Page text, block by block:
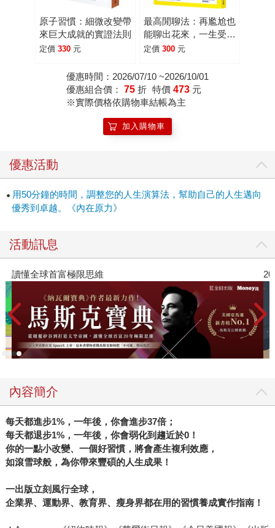
字。這部由遠藤達哉創作的漫畫紅到出圈，改編動畫一登上
Netflix便迅速搶佔熱門節目榜，帶動原著漫畫熱銷。不僅是動
畫，影音平台上的說書人也幫了大忙！出版數十年、散發神
藉由知名的YouTuber「老高與小茉」介紹，激發數百萬閱聽
者強烈的好奇心，在網路上與親友群組中瘋傳討論。為今年
TOP20暢銷書與作家排行榜帶來令人驚豔的話題亮點！ 金石
堂年度大賞20日登場十大影響力好書珍藏套書預購中 回望
2022年度出版風貌，金石堂第38屆年度風雲人物暨十大影響
堂作家風雲人物」、「金石堂出版風雲人物」、「金石堂星
勢力作家」以及「金石堂十大影響力好書」等重要獎項。邀
集多位知名作家與出版社與會，實是圖書出版人的年末壓軸
盛事。 新年度欣逢金石堂40周年，限量推出「十大影響力好
珍藏價3,400元，加贈十大影響力好書推薦卡和金石堂40周年
紀念提袋以及書籤，喜愛閱讀的朋友們千萬別錯過！ 金石堂
網路「2022年度暢銷排行榜」與「十大影響力好書珍藏套
書」預購：
https://www.kingstone.com.tw/events/kingstoneaward/ 統計
期間：2021/12/1～2022/11/30 【金石堂書店2022年度暢銷
排行榜&暢銷作家榜TOP20】 （下方書單非依榜單順序排
列）
原子習慣：細微改變帶
來巨大成就的實證法則
定價 330 元
最高閒聊法：再尷尬也
能聊出花來，一生受用
的人際溝通術
定價 300 元
優惠時間：2026/07/10 ~2026/10/01
優惠組合價： 75 折 特價 473 元
※實際價格依購物車結帳為主
加入購物車
優惠活動
用50分鐘的時間，調整您的人生演算法，幫助自己的人生邁向
優秀到卓越。《內在原力》
活動訊息
內容簡介
每天都進步1%，一年後，你會進步37倍；
每天都退步1%，一年後，你會弱化到趨近於0！
你的一點小改變、一個好習慣，將會產生複利效應，
如滾雪球般，為你帶來豐碩的人生成果！
一出版立刻風行全球，
企業界、運動界、教育界、瘦身界都在用的習慣養成實作指南！